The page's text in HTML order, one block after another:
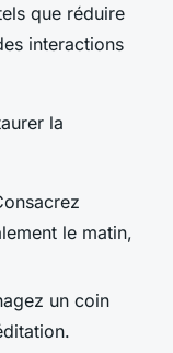
que réduire
interactions
la
le matin,
un coin